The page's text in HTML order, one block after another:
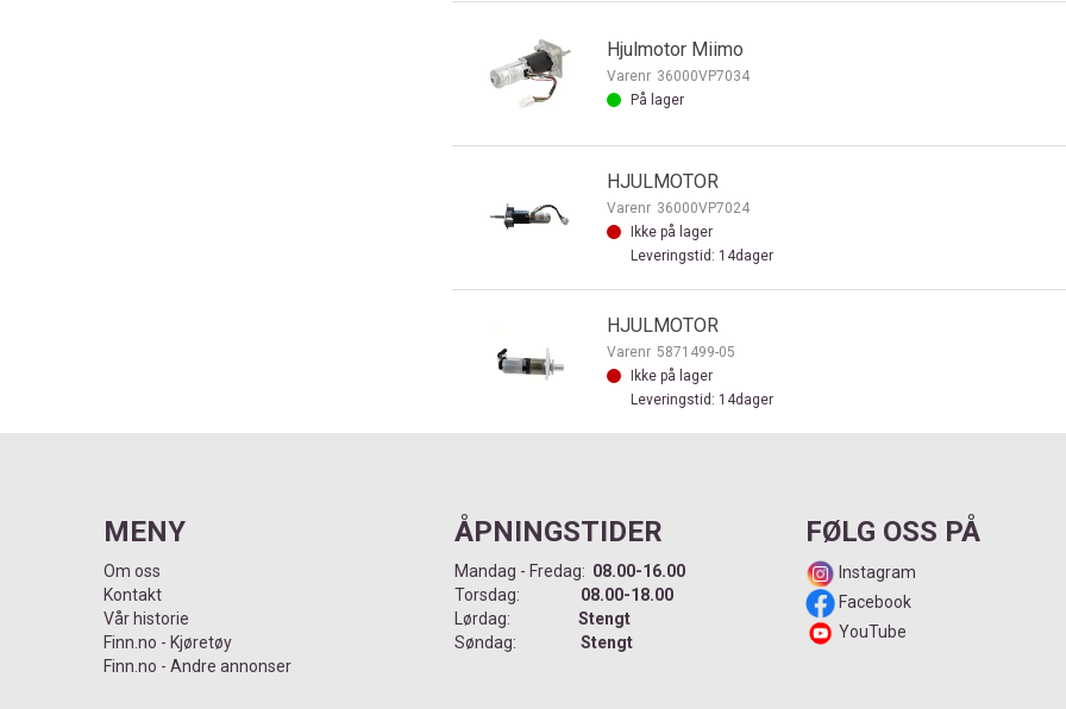
Hjulmotor Miimo
Varenr 36000VP7034
På lager
HJULMOTOR
Varenr 36000VP7024
Ikke på lager
Leveringstid: 14dager
HJULMOTOR
Varenr 5871499-05
Ikke på lager
Leveringstid: 14dager
MENY
Om oss
Kontakt
Vår historie
Finn.no - Kjøretøy
Finn.no - Andre annonser
ÅPNINGSTIDER
Mandag - Fredag: 08.00-16.00
Torsdag: 08.00-18.00
Lørdag: Stengt
Søndag: Stengt
FØLG OSS PÅ
Instagram
Facebook
YouTube